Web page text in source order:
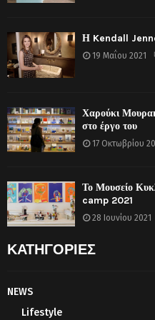
Η Kendall Jenner
19 Μαΐου 2021
Χαρούκι
στο έργο του
17 Οκτωβρίου
Το Μουσείο
camp 2021
28 Ιουνίου 2021
ΚΑΤΗΓΟΡΙΕΣ
NEWS
Lifestyle